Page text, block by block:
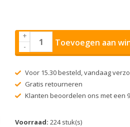
+
-
Toevoegen aan
Voor 15.30 besteld, vandaag
Gratis retourneren
Klanten beoordelen ons met een
Voorraad: 224 stuk(s)